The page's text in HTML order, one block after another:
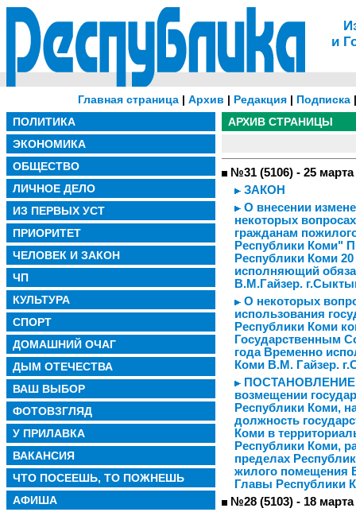
и
Главная страница | Архив | Редакция | Подписка
ПОЛИТИКА
ЭКОНОМИКА
ОБЩЕСТВО
ЛИЧНОЕ ДЕЛО
ИЗ ПЕРВЫХ УСТ
ПРИОРИТЕТ
ЧЕЛОВЕК И ЗАКОН
ЧП
КУЛЬТУРА
СПОРТ
ДОМАШНИЙ ОЧАГ
ДЫМ ОТЕЧЕСТВА
ВАШ ВЫБОР
ФОТОВЗГЛЯД
У ПРИЛАВКА
ВАКАНСИЯ
ЧТО ПОСЕЕШЬ, ТО ПОЖНЕШЬ
АФИША
АРХИВ СТРАНИЦЫ
№31 (5106) - 25 марта
ЗАКОН
О внесении
некоторых
гражданам
Республики Коми"
Республики Коми
исполняющий
В.М.Гайзер.
О некоторых
использования
Республики Коми
Государственным
года Временно
Коми В.М. Гайзер.
ПОСТАНОВЛЕНИЕ
возмещении
Республики Коми,
должность
Коми в
Республики Коми,
пределах
жилого помещения
Главы Республики
№28 (5103) - 18 марта